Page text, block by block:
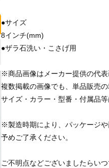
●サイズ
8インチ(mm)
●ザラ石洗い・こさげ用
※商品画像はメーカー提供の代表
複数掲載の画像でも、単品販売の
サイズ・カラー・型番・付属品
※製造時期により、パッケージや
予めご了承ください。
ご不明点などございましたらい